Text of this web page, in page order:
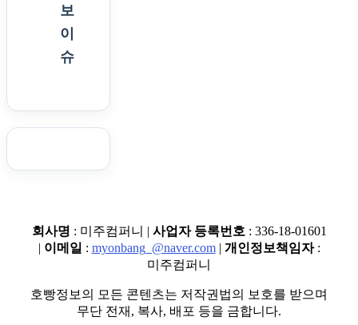
보
이
슈
회사명 : 미주컴퍼니 | 사업자 등록번호 : 336-18-01601
| 이메일 : myonbang_@naver.com| 개인정보책임자:
미주컴퍼니
호빵정보의 모든 콘텐츠는 저작권법의 보호를 받으며
무단 전재, 복사, 배포 등을 금합니다.